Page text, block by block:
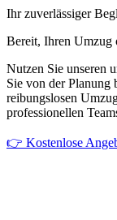
Ihr zuverlässiger
Bereit, Ihren Umzug
Nutzen Sie unseren
Sie von der Planung
reibungslosen
professionellen
👉 Kostenlose